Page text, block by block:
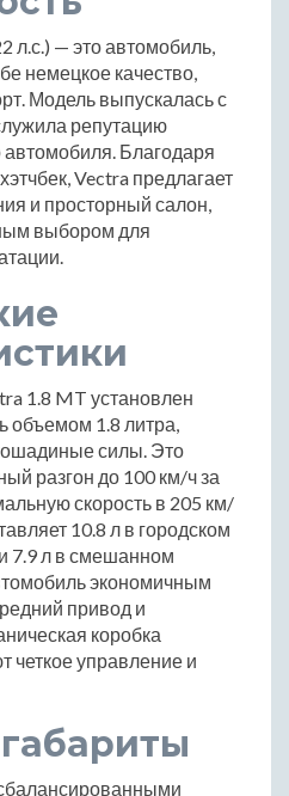
л.с.) — это автомобиль,
немецкое качество,
Модель выпускалась с
репутацию
Благодаря
Vectra предлагает
и просторный салон,
выбором для
1.8 MT установлен
объемом 1.8 литра,
силы. Это
разгон до 100 км/ч за
скорость в 205 км/
10.8 л в городском
7.9 л в смешанном
экономичным
привод и
коробка
четкое управление и